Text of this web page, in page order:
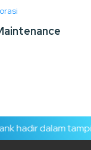
dalam